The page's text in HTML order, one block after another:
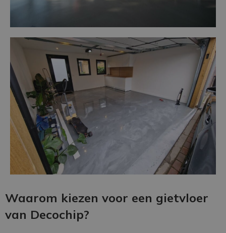
Waarom kiezen voor een gietvloer
van Decochip?